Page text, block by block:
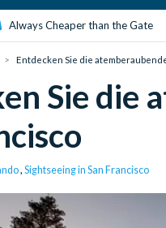
Always Cheaper than the Gate
Entdecken Sie die
Sie die
, Sightseeing in San Francisco